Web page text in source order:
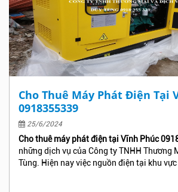
Cho Thuê Máy Phát Điện Tại
0918355339
25/6/2024
Cho thuê máy phát điện tại Vĩnh Phúc
những dịch vụ của Công ty TNHH Thương
Tùng. Hiện nay việc nguồn điện tại khu
trước làm ảnh hưởng đến công việc ,